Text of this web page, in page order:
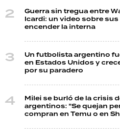
Guerra sin tregua entre
Icardi: un video sobre
encender la interna
Un futbolista argentino
en Estados Unidos y
por su paradero
Milei se burló de la crisis
argentinos: "Se quejan
compran en Temu o en